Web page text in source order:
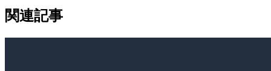
関連記事